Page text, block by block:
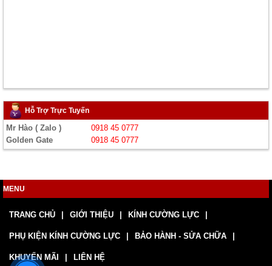
Hỗ Trợ Trực Tuyến
Mr Hào ( Zalo )
0918 45 0777
Golden Gate
0918 45 0777
MENU
TRANG CHỦ GIỚI THIỆU KÍNH CƯỜNG LỰC
PHỤ KIỆN KÍNH CƯỜNG LỰC BẢO HÀNH - SỬA CHỮA
KHUYẾN MÃI LIÊN HỆ